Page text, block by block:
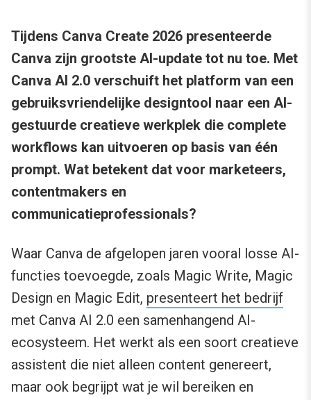
Tijdens Canva Create 2026 presenteerde
Canva zijn grootste AI-update tot nu toe. Met
Canva AI 2.0 verschuift het platform van een
gebruiksvriendelijke designtool naar een AI-
gestuurde creatieve werkplek die complete
workflows kan uitvoeren op basis van één
prompt. Wat betekent dat voor marketeers,
contentmakers en
communicatieprofessionals?
Waar Canva de afgelopen jaren vooral losse AI-
functies toevoegde, zoals Magic Write, Magic
Design en Magic Edit, presenteert het bedrijf
met Canva AI 2.0 een samenhangend AI-
ecosysteem. Het werkt als een soort creatieve
assistent die niet alleen content genereert,
maar ook begrijpt wat je wil bereiken en